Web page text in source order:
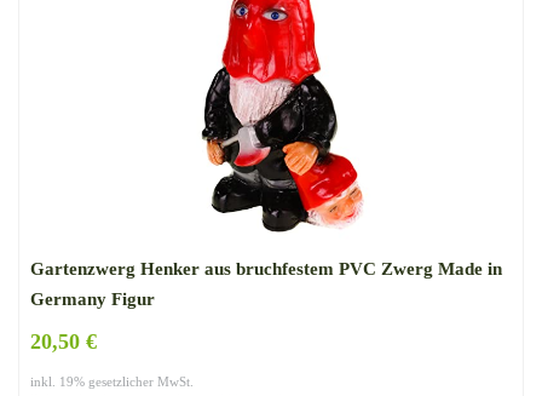
Gartenzwerg Henker aus bruchfestem PVC Zwerg Made in
Germany Figur
20,50 €
inkl. 19% gesetzlicher MwSt.